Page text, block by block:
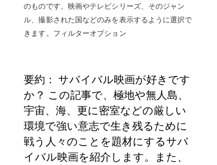
のものです。映画やテレビシリーズ、そのジャン
ル、撮影された国などのみを表示するように選択で
きます。フィルターオプション
要約： サバイバル映画が好きです
か？ この記事で、極地や無人島、
宇宙、海、更に密室などの厳しい
環境で強い意志で生き残るために
戦う人々のことを題材にするサバ
イバル映画を紹介します。また、